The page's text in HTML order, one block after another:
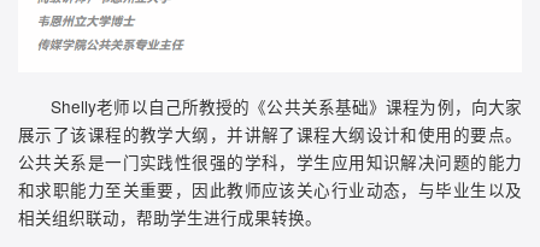
Shelly老师以自己所教授的《公共关系基础》课程为例，向大家
展示了该课程的教学大纲，并讲解了课程大纲设计和使用的要点。
公共关系是一门实践性很强的学科，学生应用知识解决问题的能力
和求职能力至关重要，因此教师应该关心行业动态，与毕业生以及
相关组织联动，帮助学生进行成果转换。